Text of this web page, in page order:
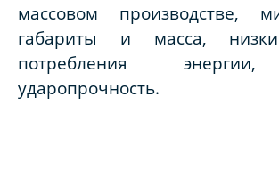
массовом производстве,
габариты и масса,
потребления
ударопрочность.